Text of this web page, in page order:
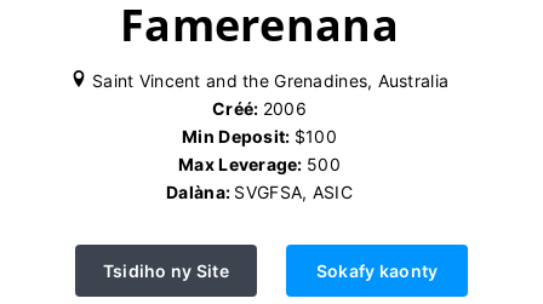
Famerenana
Saint Vincent and the Grenadines, Australia
Créé: 2006
Min Deposit: $100
Max Leverage: 500
Dalàna: SVGFSA, ASIC
Tsidiho ny Site Sokafy kaonty